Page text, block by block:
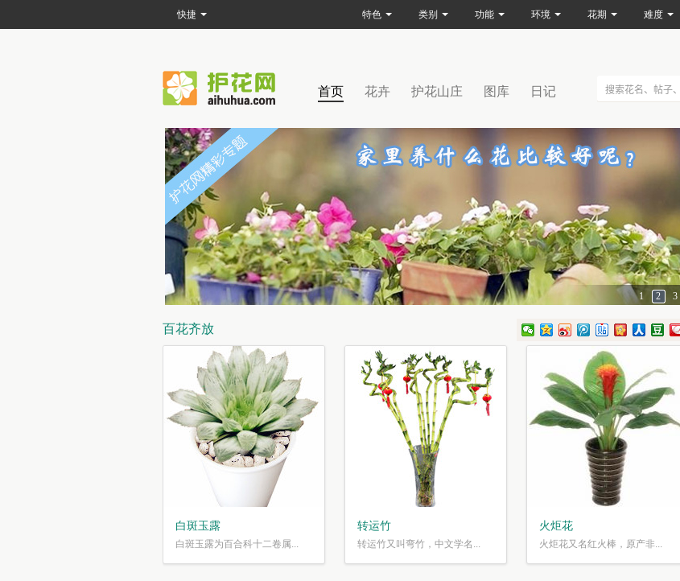
首页 花卉 护花山庄 图库 日记
1 2 3
百花齐放
白斑玉露
白斑玉露为百合科十二卷属...
转运竹
转运竹又叫弯竹，中文学名...
火炬花
火炬花又名红火棒，原产非...
快捷 特色 类别 功能 环境 花期 难度